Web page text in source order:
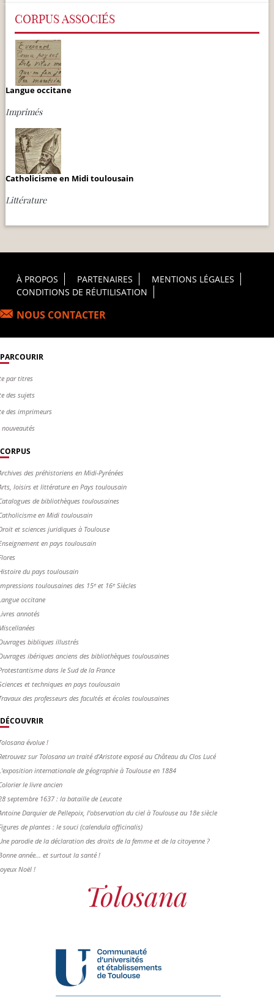
CORPUS ASSOCIÉS
Langue occitane
Imprimés
Catholicisme en Midi toulousain
Littérature
Footer Principal
À PROPOS PARTENAIRES
MENTIONS LÉGALES
CONDITIONS DE RÉUTILISATION
NOUS CONTACTER
PARCOURIR
par titres
des sujets
des imprimeurs
nouveautés
CORPUS
des préhistoriens en Midi-Pyrénées
loisirs et littérature en Pays toulousain
de bibliothèques toulousaines
en Midi toulousain
et sciences juridiques à Toulouse
en pays toulousain
du pays toulousain
toulousaines des 15ᵉ et 16ᵉ Siècles
occitane
annotés
bibliques illustrés
ibériques anciens des bibliothèques toulousaines
dans le Sud de la France
et techniques en pays toulousain
des professeurs des facultés et écoles toulousaines
DÉCOUVRIR
évolue !
sur Tolosana un traité d'Aristote exposé au Château du Clos Lucé
internationale de géographie à Toulouse en 1884
le livre ancien
septembre 1637 : la bataille de Leucate
Darquier de Pellepoix, l’observation du ciel à Toulouse au 18e siècle
de plantes : le souci (calendula officinalis)
parodie de la déclaration des droits de la femme et de la citoyenne ?
année... et surtout la santé !
Noël !